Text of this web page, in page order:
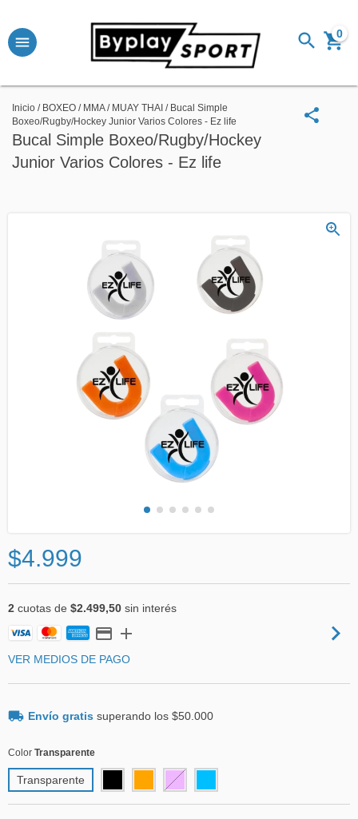
0
Inicio / BOXEO / MMA / MUAY THAI / Bucal Simple
Boxeo/Rugby/Hockey Junior Varios Colores - Ez life
Bucal Simple Boxeo/Rugby/Hockey
Junior Varios Colores - Ez life
$4.999
2 cuotas de $2.499,50 sin interés
VER MEDIOS DE PAGO
Envío gratis superando los $50.000
Color Transparente
Transparente